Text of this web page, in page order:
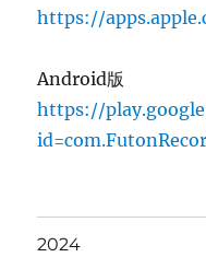
https://
Android版
https://
2024